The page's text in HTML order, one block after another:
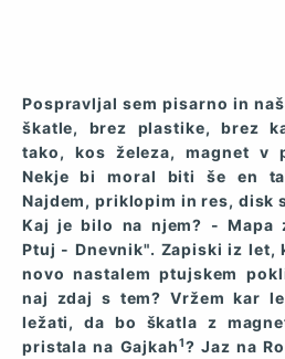
Pospravljal sem pisarno in
škatle, brez plastike, brez
tako, kos železa, magnet v
Nekje bi moral biti še en
Najdem, priklopim in res, disk
Kaj je bilo na njem? - Mapa
Ptuj - Dnevnik". Zapiski iz let,
novo nastalem ptujskem
naj zdaj s tem? Vržem kar
ležati, da bo škatla z
pristala na Gajkah1? Jaz na